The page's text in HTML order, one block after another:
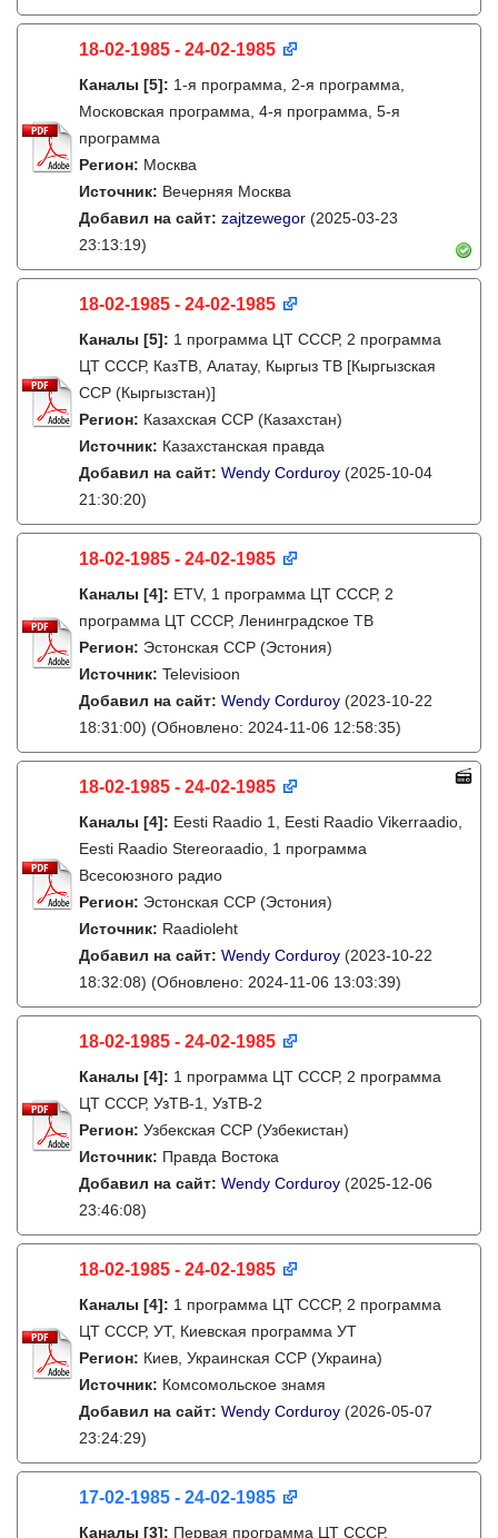
18-02-1985 - 24-02-1985
Каналы [5]: 1-я программа, 2-я программа,
Московская программа, 4-я программа, 5-я
программа
Регион: Москва
Источник: Вечерняя Москва
Добавил на сайт: zajtzewegor (2025-03-23
23:13:19)
18-02-1985 - 24-02-1985
Каналы [5]: 1 программа ЦТ СССР, 2 программа
ЦТ СССР, КазТВ, Алатау, Кыргыз ТВ [Кыргызская
ССР (Кыргызстан)]
Регион: Казахская ССР (Казахстан)
Источник: Казахстанская правда
Добавил на сайт: Wendy Corduroy (2025-10-04
21:30:20)
18-02-1985 - 24-02-1985
Каналы [4]: ETV, 1 программа ЦТ СССР, 2
программа ЦТ СССР, Ленинградское ТВ
Регион: Эстонская ССР (Эстония)
Источник: Televisioon
Добавил на сайт: Wendy Corduroy (2023-10-22
18:31:00) (Обновлено: 2024-11-06 12:58:35)
18-02-1985 - 24-02-1985
Каналы [4]: Eesti Raadio 1, Eesti Raadio Vikerraadio,
Eesti Raadio Stereoraadio, 1 программа
Всесоюзного радио
Регион: Эстонская ССР (Эстония)
Источник: Raadioleht
Добавил на сайт: Wendy Corduroy (2023-10-22
18:32:08) (Обновлено: 2024-11-06 13:03:39)
18-02-1985 - 24-02-1985
Каналы [4]: 1 программа ЦТ СССР, 2 программа
ЦТ СССР, УзТВ-1, УзТВ-2
Регион: Узбекская ССР (Узбекистан)
Источник: Правда Востока
Добавил на сайт: Wendy Corduroy (2025-12-06
23:46:08)
18-02-1985 - 24-02-1985
Каналы [4]: 1 программа ЦТ СССР, 2 программа
ЦТ СССР, УТ, Киевская программа УТ
Регион: Киев, Украинская ССР (Украина)
Источник: Комсомольское знамя
Добавил на сайт: Wendy Corduroy (2026-05-07
23:24:29)
17-02-1985 - 24-02-1985
Каналы [3]: Первая программа ЦТ СССР,